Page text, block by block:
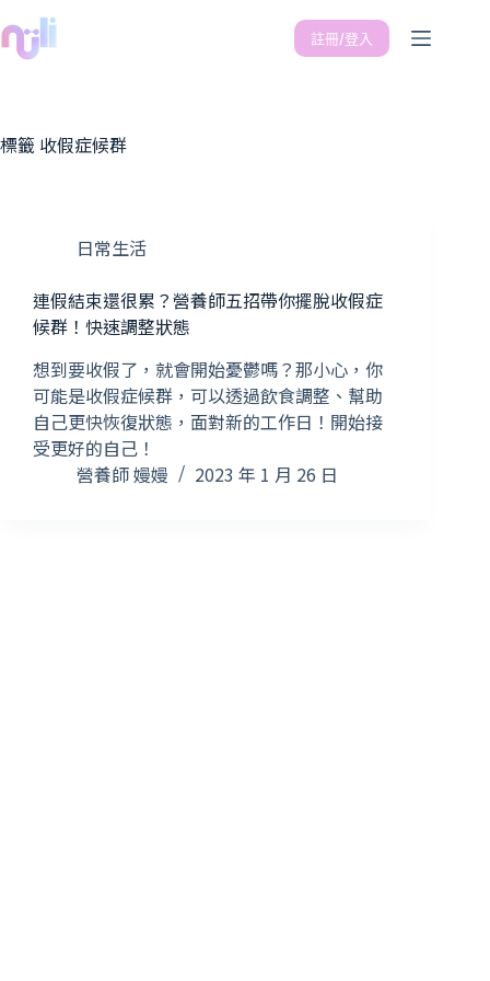
註冊/登入
標籤 收假症候群
日常生活
連假結束還很累？營養師五招帶你擺脫收假症
候群！快速調整狀態
想到要收假了，就會開始憂鬱嗎？那小心，你
可能是收假症候群，可以透過飲食調整、幫助
自己更快恢復狀態，面對新的工作日！開始接
受更好的自己！
營養師 嫚嫚
2023 年 1 月 26 日